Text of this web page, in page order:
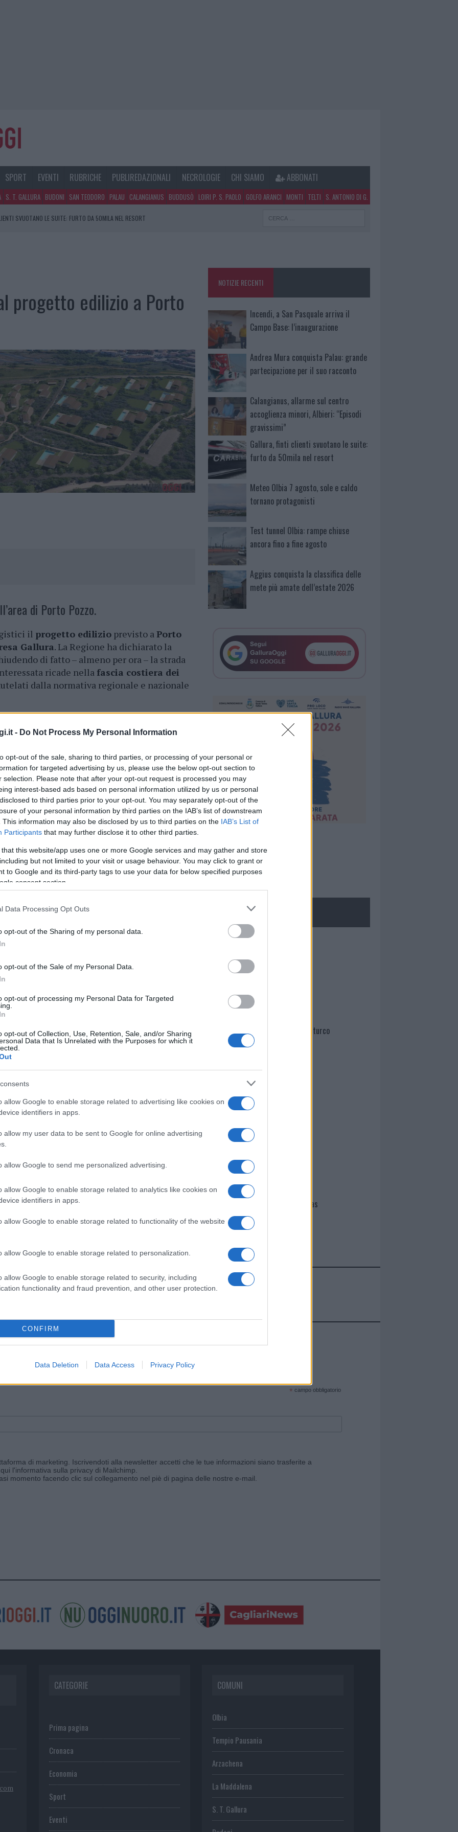
- Do Not Process My Personal Information
opt-out of the sale, sharing to third parties, or processing of your personal or
for targeted advertising by us, please use the below opt-out section to
selection. Please note that after your opt-out request is processed you may
interest-based ads based on personal information utilized by us or personal
to third parties prior to your opt-out. You may separately opt-out of the
of your personal information by third parties on the IAB’s list of downstream
This information may also be disclosed by us to third parties on the IAB’s List of
Participants that may further disclose it to other third parties.
that this website/app uses one or more Google services and may gather and store
but not limited to your visit or usage behaviour. You may click to grant or
to Google and its third-party tags to use your data for below specified purposes
consent section.
Data Processing Opt Outs
opt-out of the Sharing of my personal data.
opt-out of the Sale of my Personal Data.
opt-out of processing my Personal Data for Targeted
opt-out of Collection, Use, Retention, Sale, and/or Sharing
Data that Is Unrelated with the Purposes for which it
allow Google to enable storage related to advertising like cookies on
identifiers in apps.
allow my user data to be sent to Google for online advertising
allow Google to send me personalized advertising.
allow Google to enable storage related to analytics like cookies on
identifiers in apps.
allow Google to enable storage related to functionality of the website
allow Google to enable storage related to personalization.
allow Google to enable storage related to security, including
functionality and fraud prevention, and other user protection.
CONFIRM
Data Deletion Data Access Privacy Policy
SPORT EVENTI RUBRICHE PUBLIREDAZIONALI NECROLOGIE CHI SIAMO ABBONATI
S. T. GALLURA BUDONI SAN TEODORO PALAU CALANGIANUS BUDDUSÒ LOIRI P. S. PAOLO GOLFO ARANCI MONTI TELTI S. ANTONIO DI G.
SOLE E CALDO TORNANO PROTAGONISTI
ACCOGLIENZA MINORI, ALBIERI: “EPISODI GRAVISSIMI”
progetto edilizio a Porto
di Porto Pozzo.
il progetto edilizio previsto aPorto
Gallura. La Regione ha dichiarato la
di fatto – almeno per ora – la strada
ricade nella fascia costiera dei
dalla normativa regionale e nazionale
.
è concentrata l’iniziativa delGruppo
un’istanza di accesso agli atti per
Dagli accertamenti è emersa
e le prescrizioni
sufficiente a spingere gli uffici regionali a
che il progetto potesse proseguire verso
Pozzo, sotto la lente anche il cemento
un
sensibile, si è però rapidamente
ampio. Le verifiche attivate sulla
un problema ben più profondo, che
nella sezione
Giuridico
NOTIZIE RECENTI
Incendi, a San Pasquale arriva il
Campo Base: l’inaugurazione
Andrea Mura conquista Palau: grande
partecipazione per il suo racconto
Calangianus, allarme sul centro
accoglienza minori, Albieri: “Episodi
gravissimi”
Gallura, finti clienti svuotano le suite:
furto da 50mila nel resort
Meteo Olbia 7 agosto, sole e caldo
tornano protagonisti
Test tunnel Olbia: rampe chiuse
ancora fino a fine agosto
Aggius conquista la classifica delle
mete più amate dell’estate 2026
NECROLOGIE
Martina Agostina Diturco
I nostri cari
I nostri cari
Giovannimaria Cabras
Invia un Comunicato Stampa|Pubblicità|Segnala
e ricevi le nostre email periodiche contenenti le ultime notizie pubblicate sul sito web!
* campo obbligatorio
di marketing. Iscrivendoti alla newsletter accetti che le tue informazioni siano trasferite a
l'informativa sulla privacy di Mailchimp
momento facendo clic sul collegamento nel piè di pagina delle nostre e-mail.
CATEGORIE
Prima pagina
Cronaca
Economia
Sport
Eventi
COMUNI
Olbia
Tempio Pausania
Arzachena
La Maddalena
S. T. Gallura